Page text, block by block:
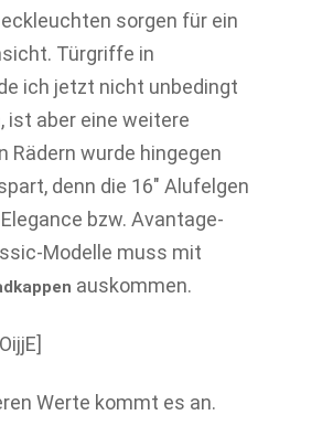
sorgen für ein
Türgriffe in
ich jetzt nicht unbedingt
ist aber eine weitere
Rädern wurde hingegen
denn die 16″ Alufelgen
bzw. Avantage-
Modelle muss mit
auskommen.
Werte kommt es an.